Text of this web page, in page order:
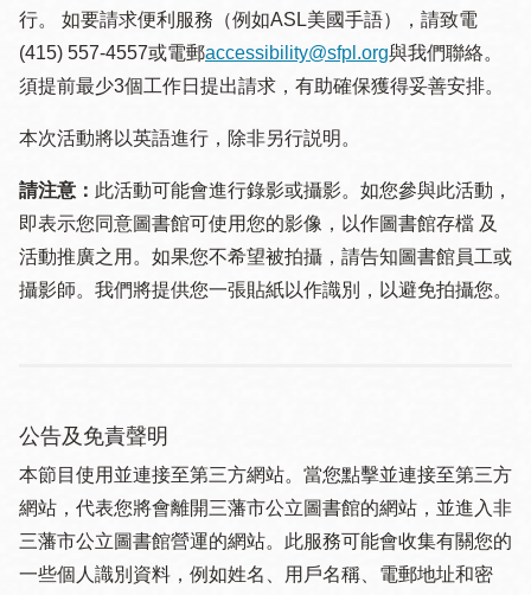
行。 如要請求便利服務（例如ASL美國手語），請致電
(415) 557-4557或電郵accessibility@sfpl.org與我們聯絡。
須提 前最少3個工作日提出請求，有助確保獲得妥善安排。
本次活動將以英語進行，除非另行説明。
請注意： 此活動可能會進行錄影或攝影。如您參與此活動，
即表示您同意圖書館可使用您的影像，以作圖書館存檔 及
活動推廣之用。如果您不希望被拍攝，請告知圖書館員工或
攝影師。我們將提供您一張貼紙以作識別，以避免拍攝您。
公告及免責聲明
本節目使用並連接至第三方網站。當您點擊並連接至第三方
網站，代表您將會離開三藩市公立圖書館的網站，並進入非
三藩市公立圖書館營運的網站。此服務可能會收集有關您的
一些個人識別資料，例如姓名、用戶名稱、電郵地址和密